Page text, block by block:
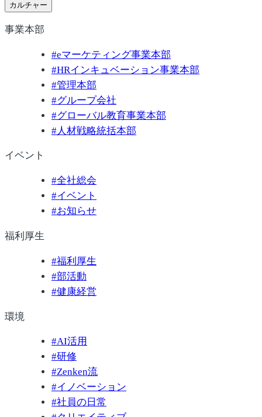
カルチャー
事業本部
#eマーケティング事業本部
#HRインキュベーション事業本部
#管理本部
#グループ会社
#グローバル教育事業本部
# 人材戦略統括本部
イベント
#全社総会
#イベント
#お知らせ
福利厚生
#福利厚生
#部活動
#健康経営
環境
#AI活用
#研修
#Zenken流
#イノベーション
#社員の日常